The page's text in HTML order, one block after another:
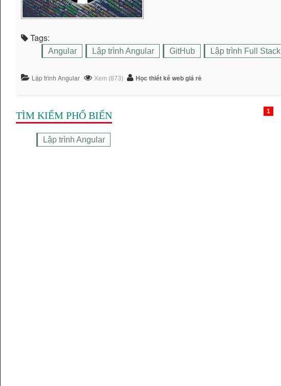
Tags:
Angular Lập trình Angular GitHub Lập trình Full Stack
Lập trình Angular Xem (873) Học thiết kế web giá rẻ
1
TÌM KIẾM PHỔ BIẾN
Lập trình Angular